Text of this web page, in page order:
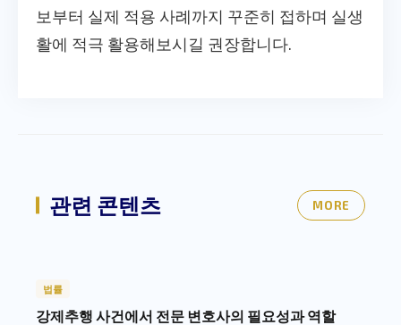
보부터 실제 적용 사례까지 꾸준히 접하며 실생
활에 적극 활용해보시길 권장합니다.
관련 콘텐츠 MORE
법률
강제추행 사건에서 전문 변호사의 필요성과 역할